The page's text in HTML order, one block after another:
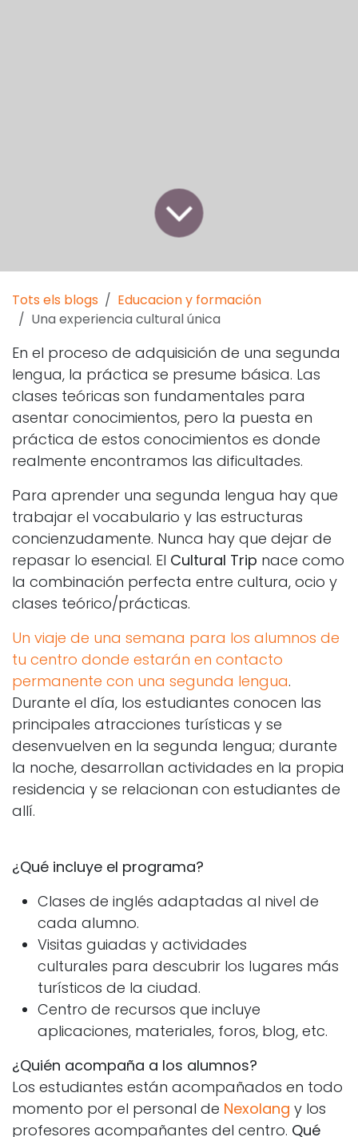
Tots els blogs
Educacion y formación
Una experiencia cultural única
En el proceso de adquisición de una segunda
lengua, la práctica se presume básica. Las
clases teóricas son fundamentales para
asentar conocimientos, pero la puesta en
práctica de estos conocimientos es donde
realmente encontramos las dificultades.
Para aprender una segunda lengua hay que
trabajar el vocabulario y las estructuras
concienzudamente. Nunca hay que dejar de
repasar lo esencial. El Cultural Trip nace como
la combinación perfecta entre cultura, ocio y
clases teórico/prácticas.
Un viaje de una semana para los alumnos de
tu centro donde estarán en contacto
permanente con una segunda lengua.
Durante el día, los estudiantes conocen las
principales atracciones turísticas y se
desenvuelven en la segunda lengua; durante
la noche, desarrollan actividades en la propia
residencia y se relacionan con estudiantes de
allí.
¿Qué incluye el programa?
Clases de inglés adaptadas al nivel de
cada alumno.
Visitas guiadas y actividades
culturales para descubrir los lugares más
turísticos de la ciudad.
Centro de recursos que incluye
aplicaciones, materiales, foros, blog, etc.
¿Quién acompaña a los alumnos?
Los estudiantes están acompañados en todo
momento por el personal de Nexolang y los
profesores acompañantes del centro. Qué